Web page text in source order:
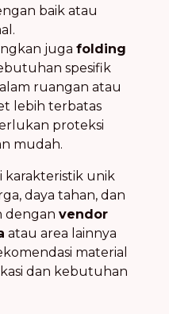
baik atau
juga folding
spesifik
ruangan atau
lebih terbatas
proteksi
mudah.
karakteristik unik
daya tahan, dan
dengan vendor
atau area lainnya
material
dan kebutuhan